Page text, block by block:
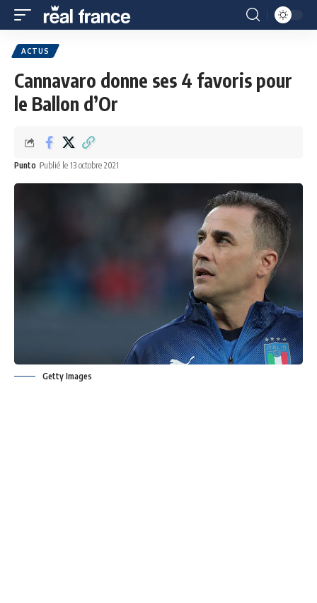
ACTUS
Cannavaro donne ses 4 favoris pour
le Ballon d’Or
Punto Publié le 13 octobre 2021
Getty Images